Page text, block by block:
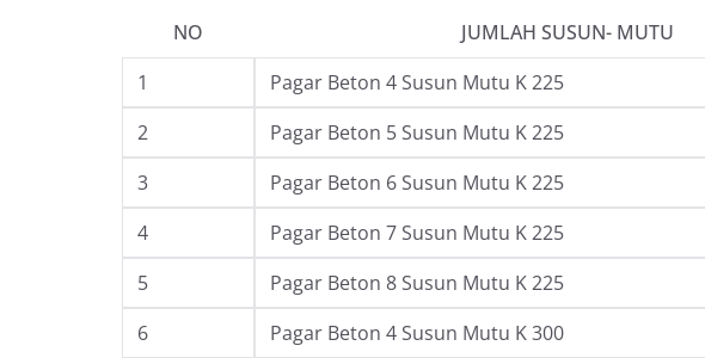
NO JUMLAH SUSUN- MUTU
1
Pagar Beton 4 Susun Mutu K 225
2
Pagar Beton 5 Susun Mutu K 225
3
Pagar Beton 6 Susun Mutu K 225
4
Pagar Beton 7 Susun Mutu K 225
5
Pagar Beton 8 Susun Mutu K 225
6
Pagar Beton 4 Susun Mutu K 300